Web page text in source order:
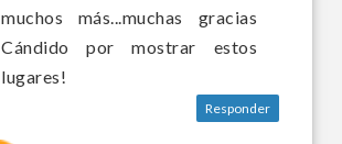
muchos más...muchas gracias
Cándido por mostrar estos
lugares!
Responder